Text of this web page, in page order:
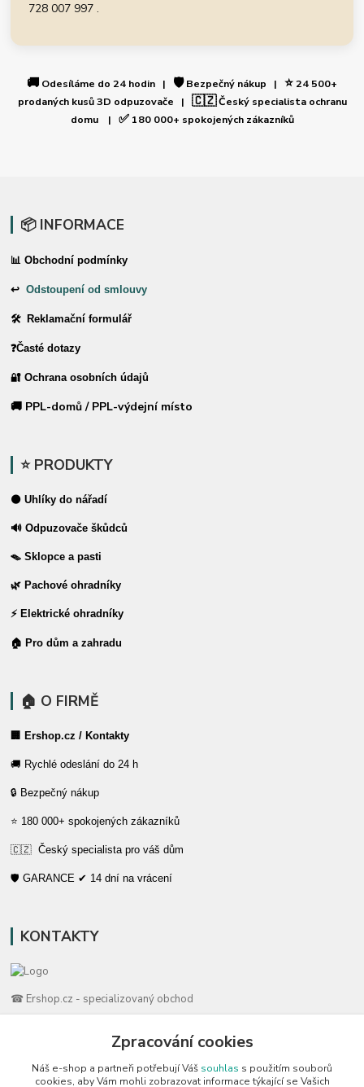
728 007 997 .
🚚 Odesíláme do 24 hodin | 🛡️Bezpečný nákup | ⭐24 500+
prodaných kusů 3D odpuzovače | 🇨🇿Český specialista ochranu
domu | ✅180 000+ spokojených zákazníků
📦 INFORMACE
📊 Obchodní podmínky
↩Odstoupení od smlouvy
🛠 Reklamační formulář
❓Časté dotazy
🔐 Ochrana osobních údajů
🚚 PPL-domů / PPL-výdejní místo
⭐ PRODUKTY
⚫ Uhlíky do nářadí
🔊 Odpuzovače škůdců
🪤 Sklopce a pasti
🌿 Pachové ohradníky
⚡ Elektrické ohradníky
🏠 Pro dům a zahradu
🏠 O FIRMĚ
🏢 Ershop.cz / Kontakty
🚚 Rychlé odeslání do 24 h
🔒 Bezpečný nákup
⭐ 180 000+ spokojených zákazníků
🇨🇿 Český specialista pro váš dům
🛡️ GARANCE ✔ 14 dní na vrácení
KONTAKTY
☎ Ershop.cz - specializovaný obchod
🛡️ Zákaznická podpora
📞 728 007 997
⏰ Po-Pá | 7:00 - 13:30 |
Zpracování cookies
Náš e-shop a partneři potřebují Váš souhlas s použitím souborů
cookies, aby Vám mohli zobrazovat informace týkající se Vašich